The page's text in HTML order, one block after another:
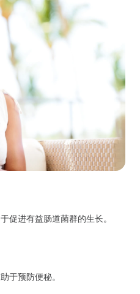
促进有益肠道菌群的生长。
于预防便秘。